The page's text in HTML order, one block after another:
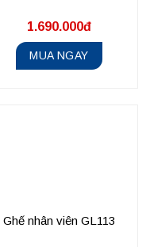
1.690.000đ
MUA NGAY
Ghế nhân viên GL113